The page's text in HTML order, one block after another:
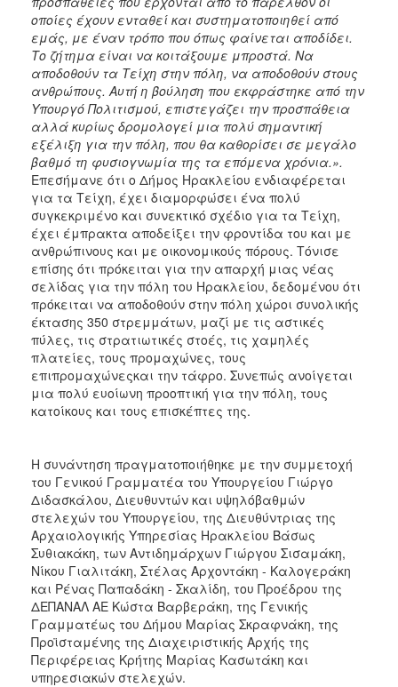
οποίες έχουν ενταθεί και συστηματοποιηθεί από
εμάς, με έναν τρόπο που όπως φαίνεται αποδίδει.
Το ζήτημα είναι να κοιτάξουμε μπροστά. Να
αποδοθούν τα Τείχη στην πόλη, να αποδοθούν στους
ανθρώπους. Αυτή η βούληση που εκφράστηκε από την
Υπουργό Πολιτισμού, επιστεγάζει την προσπάθεια
αλλά κυρίως δρομολογεί μια πολύ σημαντική
εξέλιξη για την πόλη, που θα καθορίσει σε μεγάλο
βαθμό τη φυσιογνωμία της τα επόμενα χρόνια.».
Επεσήμανε ότι ο Δήμος Ηρακλείου ενδιαφέρεται
για τα Τείχη, έχει διαμορφώσει ένα πολύ
συγκεκριμένο και συνεκτικό σχέδιο για τα Τείχη,
έχει έμπρακτα αποδείξει την φροντίδα του και με
ανθρώπινους και με οικονομικούς πόρους. Τόνισε
επίσης ότι πρόκειται για την απαρχή μιας νέας
σελίδας για την πόλη του Ηρακλείου, δεδομένου ότι
πρόκειται να αποδοθούν στην πόλη χώροι συνολικής
έκτασης 350 στρεμμάτων, μαζί με τις αστικές
πύλες, τις στρατιωτικές στοές, τις χαμηλές
πλατείες, τους προμαχώνες, τους
επιπρομαχώνεςκαι την τάφρο. Συνεπώς ανοίγεται
μια πολύ ευοίωνη προοπτική για την πόλη, τους
κατοίκους και τους επισκέπτες της.
Η συνάντηση πραγματοποιήθηκε με την συμμετοχή
του Γενικού Γραμματέα του Υπουργείου Γιώργο
Διδασκάλου, Διευθυντών και υψηλόβαθμών
στελεχών του Υπουργείου, της Διευθύντριας της
Αρχαιολογικής Υπηρεσίας Ηρακλείου Βάσως
Συθιακάκη, των Αντιδημάρχων Γιώργου Σισαμάκη,
Νίκου Γιαλιτάκη, Στέλας Αρχοντάκη - Καλογεράκη
και Ρένας Παπαδάκη - Σκαλίδη, του Προέδρου της
ΔΕΠΑΝΑΛ ΑΕ Κώστα Βαρβεράκη, της Γενικής
Γραμματέως του Δήμου Μαρίας Σκραφνάκη, της
Προϊσταμένης της Διαχειριστικής Αρχής της
Περιφέρειας Κρήτης Μαρίας Κασωτάκη και
υπηρεσιακών στελεχών.